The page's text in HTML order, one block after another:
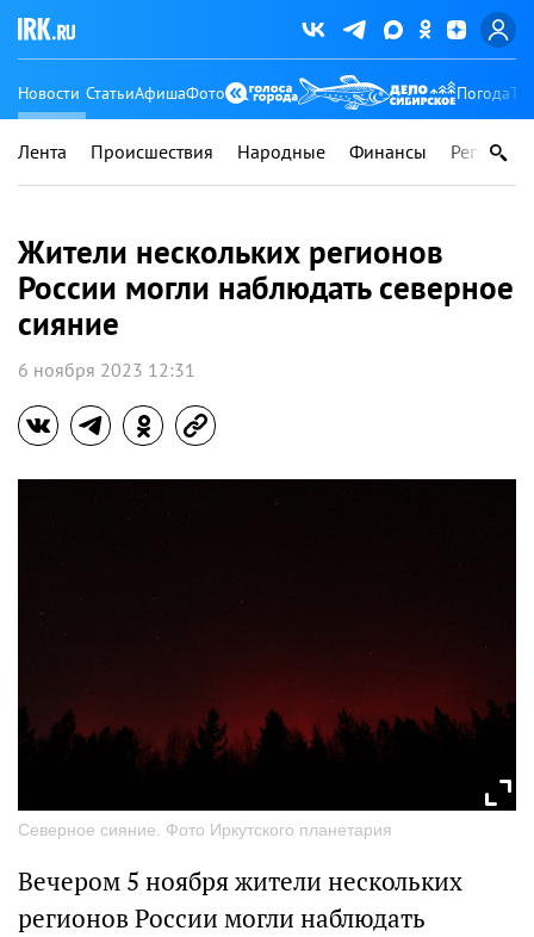
Новости СтатьиАфишаФото Погода
Лента Происшествия Народные Финансы Регионы
Жители нескольких регионов
России могли наблюдать северное
сияние
6 ноября 2023 12:31
Северное сияние. Фото Иркутского планетария
Вечером 5 ноября жители нескольких
регионов России могли наблюдать